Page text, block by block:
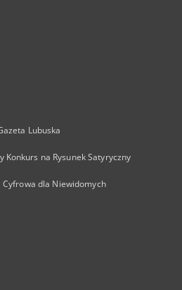
Lubuska
na Rysunek Satyryczny
dla Niewidomych